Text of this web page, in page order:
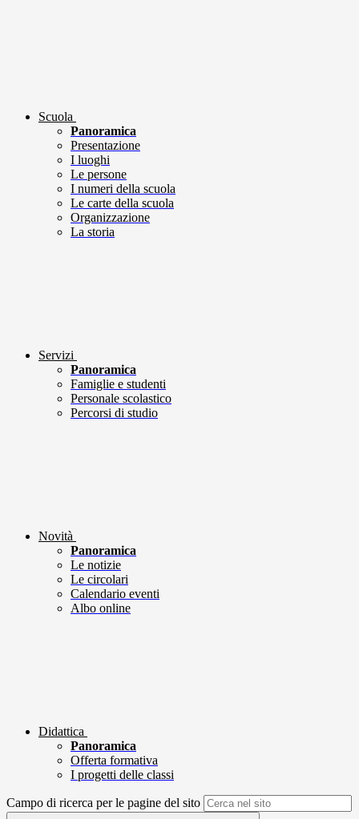
Scuola
Panoramica
Presentazione
I luoghi
Le persone
I numeri della scuola
Le carte della scuola
Organizzazione
La storia
Servizi
Panoramica
Famiglie e studenti
Personale scolastico
Percorsi di studio
Novità
Panoramica
Le notizie
Le circolari
Calendario eventi
Albo online
Didattica
Panoramica
Offerta formativa
I progetti delle classi
Campo di ricerca per le pagine del sito